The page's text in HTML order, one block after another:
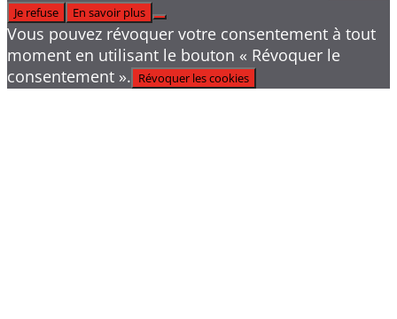
Je refuse
En savoir plus
Vous pouvez révoquer votre consentement à tout
moment en utilisant le bouton « Révoquer le
consentement ». Révoquer les cookies